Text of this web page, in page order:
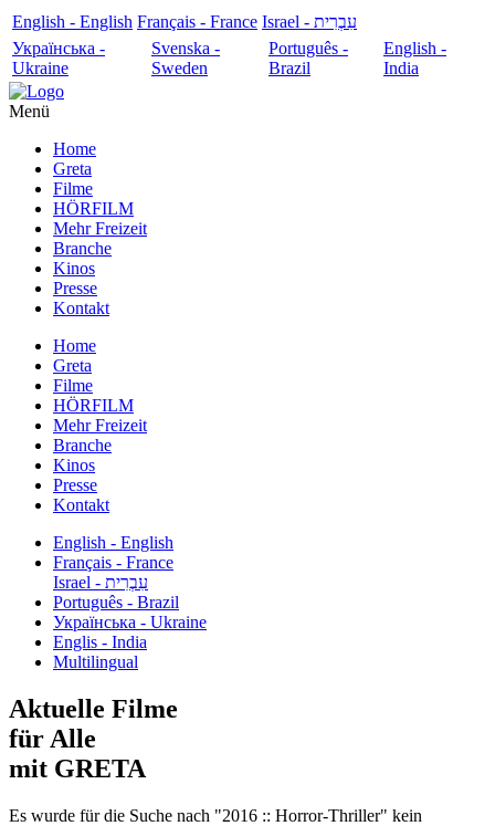
English - English Français - France
עִבְרִית - Israel
Українська -
Ukraine
Svenska -
Sweden
Português -
Brazil
English -
India
Menü
Home
Greta
Filme
HÖRFILM
Mehr Freizeit
Branche
Kinos
Presse
Kontakt
Home
Greta
Filme
HÖRFILM
Mehr Freizeit
Branche
Kinos
Presse
Kontakt
English - English
Français - France
עִבְרִית - Israel
Português - Brazil
Українська - Ukraine
Englis - India
Multilingual
Aktuelle Filme
für Alle
mit GRETA
Es wurde für die Suche nach "2016 :: Horror-Thriller" kein